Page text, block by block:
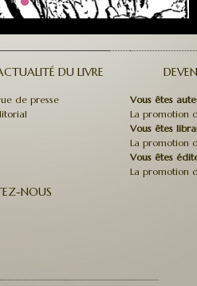
DU LIVRE
de presse
Vous êtes
La promotion
Vous êtes
La promotion
Vous êtes
La promotion
NOUS